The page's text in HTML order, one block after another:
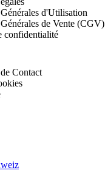
d'Utilisation
de Vente (CGV)
confidentialité
Contact